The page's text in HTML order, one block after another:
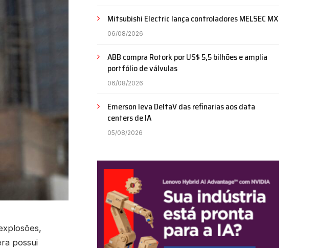
possui
Mitsubishi Electric lança controladores MELSEC MX
06/08/2026
ABB compra Rotork por US$ 5,5 bilhões e amplia
portfólio de válvulas
06/08/2026
Emerson leva DeltaV das refinarias aos data
centers de IA
05/08/2026